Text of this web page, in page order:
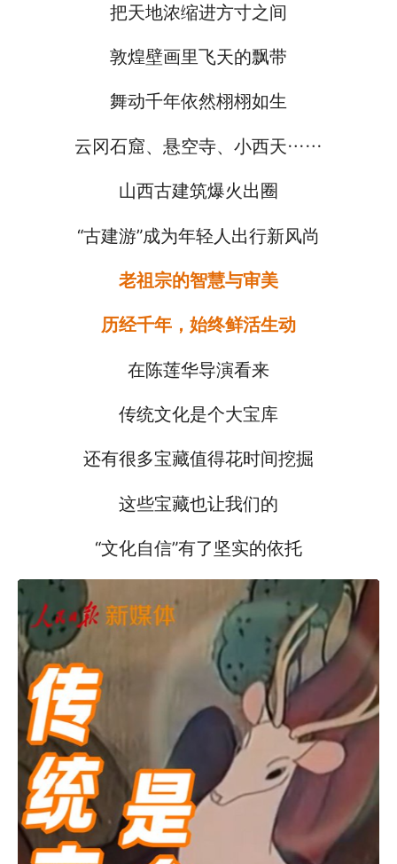
把天地浓缩进方寸之间
敦煌壁画里飞天的飘带
舞动千年依然栩栩如生
云冈石窟、悬空寺、小西天……
山西古建筑爆火出圈
“古建游”成为年轻人出行新风尚
老祖宗的智慧与审美
历经千年，始终鲜活生动
在陈莲华导演看来
传统文化是个大宝库
还有很多宝藏值得花时间挖掘
这些宝藏也让我们的
“文化自信”有了坚实的依托